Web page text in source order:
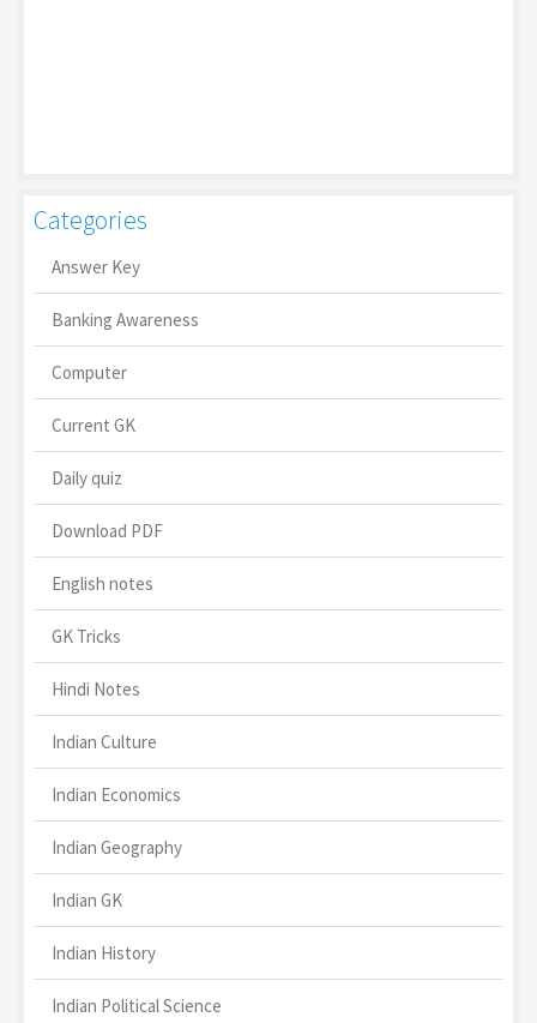
Categories
Answer Key
Banking Awareness
Computer
Current GK
Daily quiz
Download PDF
English notes
GK Tricks
Hindi Notes
Indian Culture
Indian Economics
Indian Geography
Indian GK
Indian History
Indian Political Science